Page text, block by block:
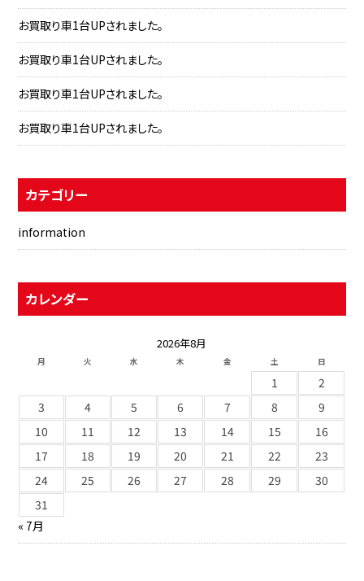
お買取り車1台UPされました。
お買取り車1台UPされました。
お買取り車1台UPされました。
お買取り車1台UPされました。
カテゴリー
information
カレンダー
2026年8月
月 火 水 木 金 土 日
1
2
3
4 5 6 7 8
9
10
11 12 13 14 15
16
17
18 19 20 21 22
23
24
25 26 27 28 29
30
31
« 7月